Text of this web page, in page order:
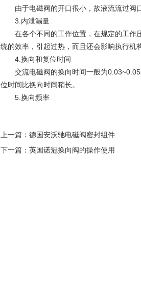
由于电磁阀的开口很小，故液流流过阀口
3.内泄漏量
在各个不同的工作位置，在规定的工作
统的效率，引起过热，而且还会影响执行机
4.换向和复位时间
交流电磁阀的换向时间一般为
位时间比换向时间稍长。
5.换向频率
上一篇： 德国安沃驰电磁阀密封组件
下一篇： 英国诺冠换向阀的操作使用